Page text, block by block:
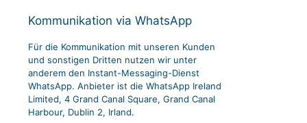
Kommunikation via WhatsApp
Für die Kommunikation mit unseren Kunden
und sonstigen Dritten nutzen wir unter
anderem den Instant-Messaging-Dienst
WhatsApp. Anbieter ist die WhatsApp Ireland
Limited, 4 Grand Canal Square, Grand Canal
Harbour, Dublin 2, Irland.